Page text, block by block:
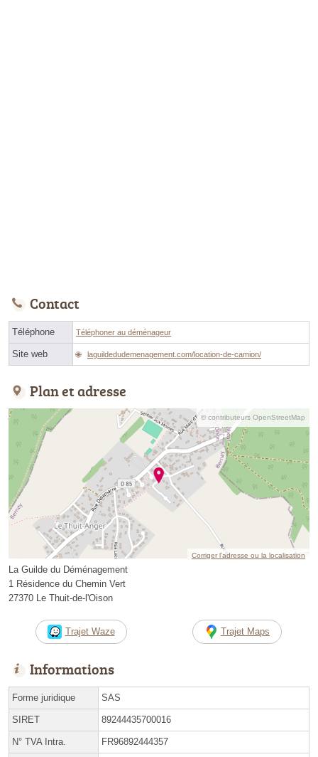
Contact
Téléphone Téléphoner au déménageur
Site web laguildedudemenagement.com/location-de-camion/
Plan et adresse
© contributeurs OpenStreetMap
Corriger l’adresse ou la localisation
La Guilde du Déménagement
1 Résidence du Chemin Vert
27370 Le Thuit-de-l'Oison
Trajet Waze Trajet Maps
Informations
Forme juridique SAS
SIRET 89244435700016
N° TVA Intra. FR96892444357